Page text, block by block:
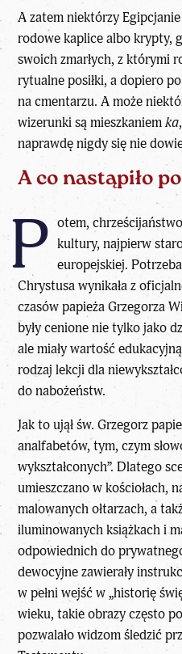
A zatem niektórzy
rodowe kaplice albo krypty,
swoich zmarłych, z którymi
rytualne posiłki, a dopiero
na cmentarzu. A może
wizerunki są mieszkaniemka
naprawdę nigdy się nie
A co nastąpiło
P otem,
kultury, najpierw
europejskiej.
Chrystusa wynikała z
czasów papieża Grzegorza
były cenione nie tylko jako
ale miały wartość
rodzaj lekcji dla
do nabożeństw.
Jak to ujął św. Grzegorz
analfabetów, tym, czym
wykształconych”. Dlatego
umieszczano w kościołach,
malowanych ołtarzach, a
iluminowanych książkach i
odpowiednich do
dewocyjne zawierały
w pełni wejść w „historię
wieku, takie obrazy często
pozwalało widzom śledzić